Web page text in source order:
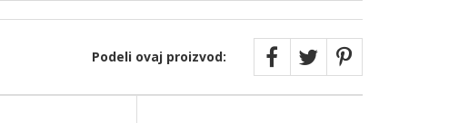
Podeli ovaj proizvod: